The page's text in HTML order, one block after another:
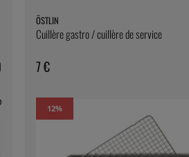
ÖSTLIN
Cuillère gastro / cuillère de service
7 €
12%